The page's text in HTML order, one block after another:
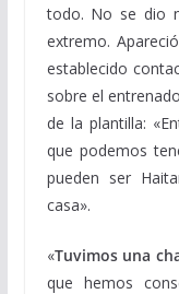
todo. No se dio
extremo.
establecido
sobre el
de la plantilla:
que podemos
pueden ser
casa».
«Tuvimos una
que hemos